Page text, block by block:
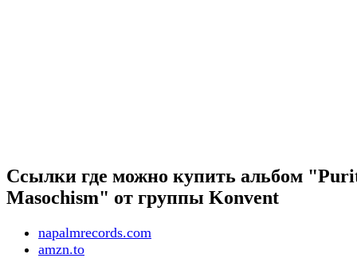
Ссылки где можно купить альбом
Masochism" от группы Konvent
napalmrecords.com
amzn.to